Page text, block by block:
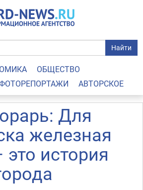
Найти
ОБЩЕСТВО
АВТОРСКОЕ
Для
железная
история